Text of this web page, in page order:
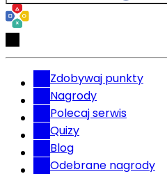
Zdobywaj punkty
Nagrody
Polecaj serwis
Quizy
Blog
Odebrane nagrody